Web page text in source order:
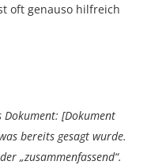
oft genauso hilfreich
Dokument: [Dokument
bereits gesagt wurde.
„zusammenfassend“.